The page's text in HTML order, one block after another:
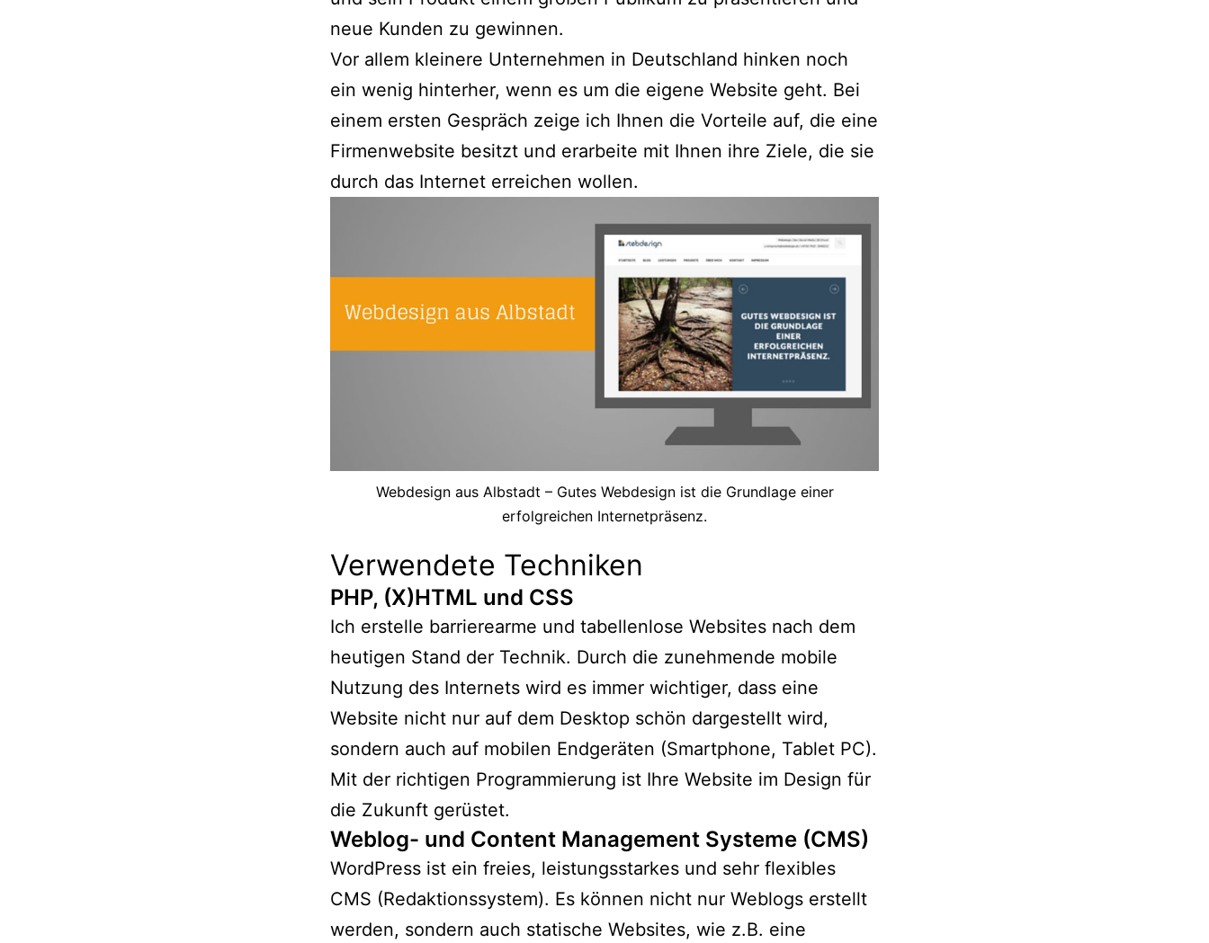
stebdesign
neue Kunden zu gewinnen.
Vor allem kleinere Unternehmen in Deutschland hinken noch
ein wenig hinterher, wenn es um die eigene Website geht. Bei
einem ersten Gespräch zeige ich Ihnen die Vorteile auf, die eine
Firmenwebsite besitzt und erarbeite mit Ihnen ihre Ziele, die sie
durch das Internet erreichen wollen.
Webdesign aus Albstadt – Gutes Webdesign ist die Grundlage einer
erfolgreichen Internetpräsenz.
Verwendete Techniken
PHP, (X)HTML und CSS
Ich erstelle barrierearme und tabellenlose Websites nach dem
heutigen Stand der Technik. Durch die zunehmende mobile
Nutzung des Internets wird es immer wichtiger, dass eine
Website nicht nur auf dem Desktop schön dargestellt wird,
sondern auch auf mobilen Endgeräten (Smartphone, Tablet PC).
Mit der richtigen Programmierung ist Ihre Website im Design für
die Zukunft gerüstet.
Weblog- und Content Management Systeme (CMS)
WordPress ist ein freies, leistungsstarkes und sehr flexibles
CMS (Redaktionssystem). Es können nicht nur Weblogs erstellt
werden, sondern auch statische Websites, wie z.B. eine